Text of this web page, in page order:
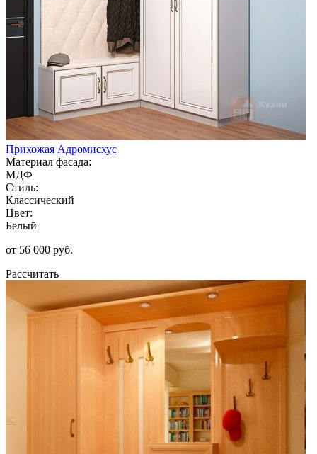
Прихожая Адромисхус
Материал фасада:
МДФ
Стиль:
Классический
Цвет:
Белый
от 56 000 руб.
Рассчитать